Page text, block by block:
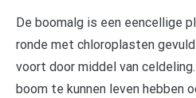
De boomalg is een eencellige
ronde met chloroplasten
voort door middel van
boom te kunnen leven hebben